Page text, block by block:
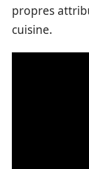
propres
cuisine.